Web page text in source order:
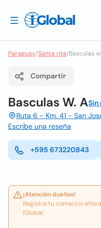
Paraguay/Santa rita/Basculas
Compartir
Basculas W. ASin
Ruta 6 - Km. 41 - San
Escribe una reseña
+595 673220843
¡Atención dueños!
Registra tu comercio
iGlobal.